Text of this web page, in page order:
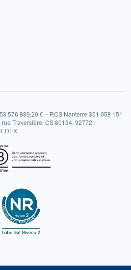
576 889,20 € – RCS Nanterre 351 058 151
Traversière, CS 80134, 92772